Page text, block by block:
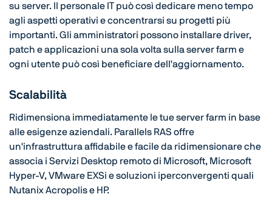
su server. Il personale IT può così dedicare meno tempo
agli aspetti operativi e concentrarsi su progetti più
importanti. Gli amministratori possono installare driver,
patch e applicazioni una sola volta sulla server farm e
ogni utente può così beneficiare dell'aggiornamento.
Scalabilità
Ridimensiona immediatamente le tue server farm in base
alle esigenze aziendali. Parallels RAS offre
un'infrastruttura affidabile e facile da ridimensionare che
associa i Servizi Desktop remoto di Microsoft, Microsoft
Hyper-V, VMware EXSi e soluzioni iperconvergenti quali
Nutanix Acropolis e HP.